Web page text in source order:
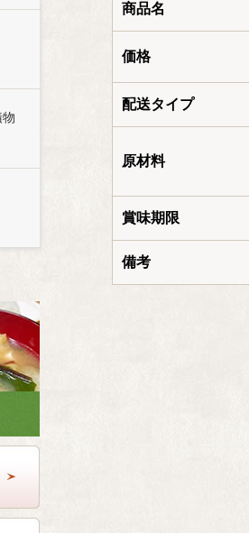
商品名
価格
配送タイプ
原材料
賞味期限
備考